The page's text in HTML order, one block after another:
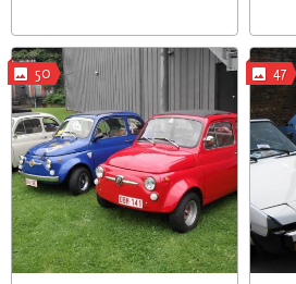
50 47